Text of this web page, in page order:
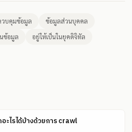
วบคุมข้อมูล
ข้อมูลส่วนบุคคล
ข้อมูล
อยู่ให้เป็นในยุคดิจิทัล
ะไรได้บ้างด้วยการ crawl